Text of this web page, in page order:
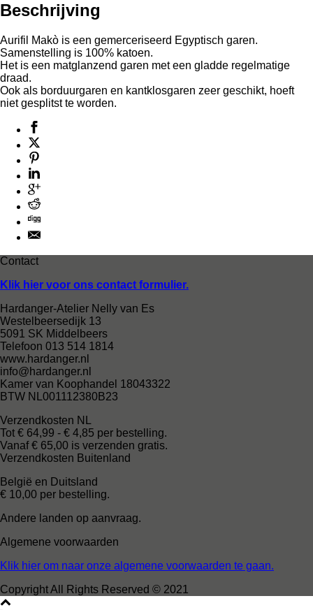
–
kern
aantal
Beschrijving
Aurifil Makò is een gemerceriseerd Egyptisch garen.
Samenstelling is 100% katoen.
Het is een matglanzend garen met een gladde regelmatige
draad.
Ook als borduurgaren en kantklosgaren zeer geschikt, hoeft
niet gesplitst te worden.
Contact
Klik hier voor ons contact formulier.
Hardanger-Atelier Nelly van Es
Westelbeersedijk 13
5091 SK Middelbeers
Telefoon 013 514 1814
www.hardanger.nl
info@hardanger.nl
Kamer van Koophandel 18043322
BTW NL001112380B23
Verzendkosten NL
Tot € 64,99 - € 4,85 per bestelling.
Vanaf € 65,00 is verzenden gratis.
Verzendkosten Buitenland
België en Duitsland
€ 10,00 per bestelling.
Andere landen op aanvraag.
Algemene voorwaarden
Klik hier om naar onze algemene voorwaarden te gaan.
Copyright All Rights Reserved © 2021